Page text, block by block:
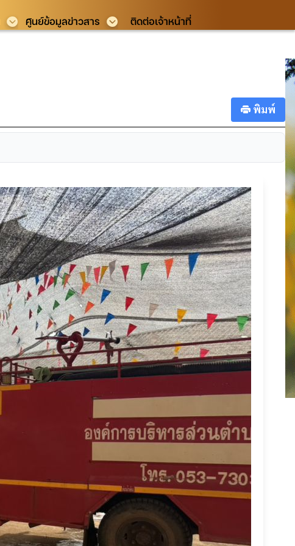
ศูนย์ข้อมูลข่าวสาร ติดต่อเจ้าหน้าที่
พิมพ์